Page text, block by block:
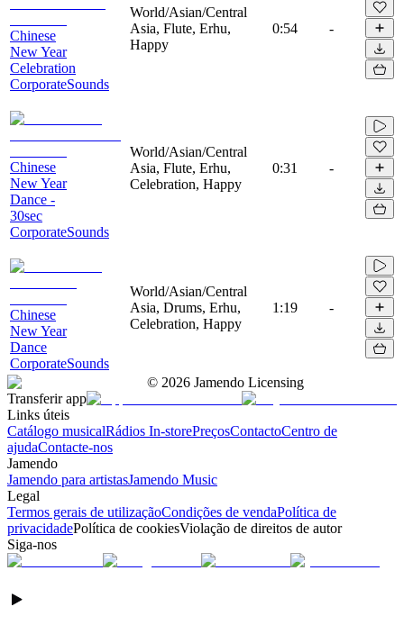
Chinese
New Year
Celebration
CorporateSounds
World/Asian/Central
Asia, Flute, Erhu,
Happy
0:54 -
Chinese
New Year
Dance -
30sec
CorporateSounds
World/Asian/Central
Asia, Flute, Erhu,
Celebration, Happy
0:31 -
Chinese
New Year
Dance
CorporateSounds
World/Asian/Central
Asia, Drums, Erhu,
Celebration, Happy
1:19 -
© 2026 Jamendo Licensing
Transferir app
Links úteis
Catálogo musicalRádios In-storePreçosContactoCentro de
ajudaContacte-nos
Jamendo
Jamendo para artistasJamendo Music
Legal
Termos gerais de utilizaçãoCondições de vendaPolítica de
privacidadePolítica de cookiesViolação de direitos de autor
Siga-nos